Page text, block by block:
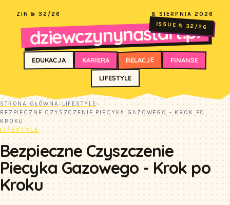
ZIN № 32/26 8 SIERPNIA 2026
dziewczynynastart.pl
ISSUE № 32/26
EDUKACJA KARIERA RELACJE FINANSE
LIFESTYLE
STRONA GŁÓWNA› LIFESTYLE›
BEZPIECZNE CZYSZCZENIE PIECYKA GAZOWEGO - KROK PO
KROKU
LIFESTYLE
Bezpieczne Czyszczenie
Piecyka Gazowego - Krok po
Kroku